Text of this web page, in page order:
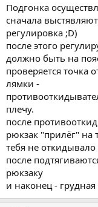
Подгонка
сначала
регулировка ;D)
после этого
должно быть на
проверяется точка
лямки -
плечу.
после
рюкзак "прилёг" на
тебя не откидывало
после
рюкзаку
и наконец -